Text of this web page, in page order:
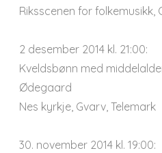
Riksscenen for folkemusikk,
2 desember 2014 kl. 21:00:
Kveldsbønn med
Ødegaard
Nes kyrkje, Gvarv, Telemark
30. november 2014 kl. 19:00: